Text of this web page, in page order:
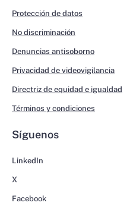
Protección de datos
No discriminación
Denuncias antisoborno
Privacidad de videovigilancia
Directriz de equidad e igualdad
Términos y condiciones
Síguenos
LinkedIn
X
Facebook